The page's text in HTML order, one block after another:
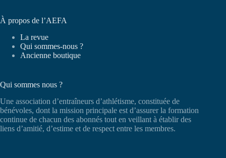
À propos de l’AEFA
La revue
Qui sommes-nous ?
Ancienne boutique
Qui sommes nous ?
Une association d’entraîneurs d’athlétisme, constituée de
bénévoles, dont la mission principale est d’assurer la formation
continue de chacun des abonnés tout en veillant à établir des
liens d’amitié, d’estime et de respect entre les membres.